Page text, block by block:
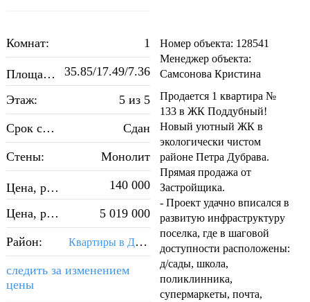
Комнат: 1
Площадь, м 2:
35.85/17.49/7.36
Этаж: 5 из 5
Срок сдачи: Сдан
Стены: Монолит
Цена, руб./м 140 000
Цена, руб.: 5 019 000
Район: Квартиры в Другой районе Самары
следить за изменением
цены
Номер объекта: 128541
Менеджер объекта:
Самсонова Кристина
Продается 1 квартира №
133 в ЖК Поддубный!
Новый уютный ЖК в
экологически чистом
районе Петра Дубрава.
Прямая продажа от
Застройщика.
- Проект удачно вписался в
развитую инфраструктуру
поселка, где в шаговой
доступности расположены:
д/сады, школа,
поликлинника,
супермаркеты, почта,